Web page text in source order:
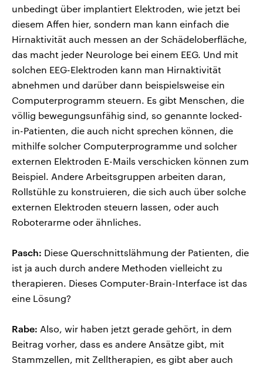
unbedingt über implantiert Elektroden, wie jetzt bei
diesem Affen hier, sondern man kann einfach die
Hirnaktivität auch messen an der Schädeloberfläche,
das macht jeder Neurologe bei einem EEG. Und mit
solchen EEG-Elektroden kann man Hirnaktivität
abnehmen und darüber dann beispielsweise ein
Computerprogramm steuern. Es gibt Menschen, die
völlig bewegungsunfähig sind, so genannte locked-
in-Patienten, die auch nicht sprechen können, die
mithilfe solcher Computerprogramme und solcher
externen Elektroden E-Mails verschicken können zum
Beispiel. Andere Arbeitsgruppen arbeiten daran,
Rollstühle zu konstruieren, die sich auch über solche
externen Elektroden steuern lassen, oder auch
Roboterarme oder ähnliches.
Pasch: Diese Querschnittslähmung der Patienten, die
ist ja auch durch andere Methoden vielleicht zu
therapieren. Dieses Computer-Brain-Interface ist das
eine Lösung?
Rabe: Also, wir haben jetzt gerade gehört, in dem
Beitrag vorher, dass es andere Ansätze gibt, mit
Stammzellen, mit Zelltherapien, es gibt aber auch